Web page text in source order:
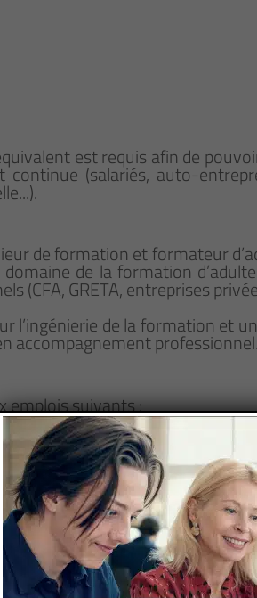
est requis afin de
(salariés, auto-
de formation et formateur
de la formation
(CFA, GRETA, entreprises
l’ingénierie de la formation et
accompagnement professionnel.
emplois suivants :
de formation, coordinateur
numérique (FI), chef de
accompagnateur
de développement en
;